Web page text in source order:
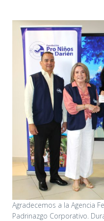
Agradecemos a la Agencia
Padrinazgo Corporativo.